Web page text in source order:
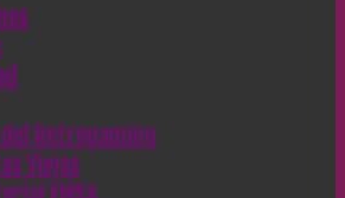
del Retrogaming
Viejas